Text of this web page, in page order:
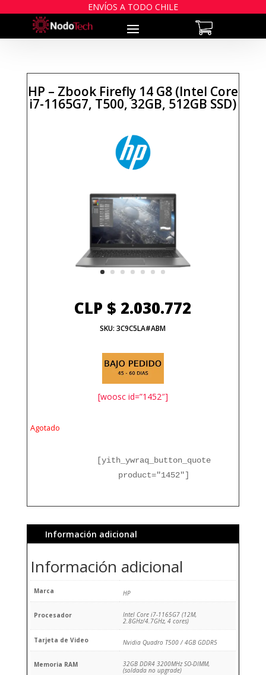
ENVÍOS A TODO CHILE
HP – Zbook Firefly 14 G8 (Intel Core
i7-1165G7, T500, 32GB, 512GB SSD)
CLP $ 2.030.772
SKU:3C9C5LA#ABM
[woosc id=”1452″]
Agotado
[yith_ywraq_button_quote
product="1452"]
Información adicional
Información adicional
Marca HP
Procesador Intel Core i7-1165G7 (12M,
2.8GHz/4.7GHz, 4 cores)
Tarjeta de Video Nvidia Quadro T500 / 4GB GDDR5
Memoria RAM 32GB DDR4 3200MHz SO-DIMM,
(soldada no upgrade)